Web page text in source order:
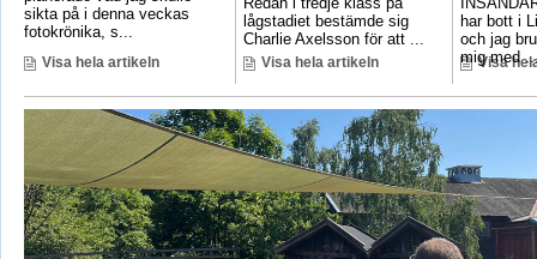
sikta på i denna veckas
fotokrönika, s...
Visa hela artikeln
lågstadiet bestämde sig
Charlie Axelsson för att ...
Visa hela artikeln
har bott i
och jag
mig med
Visa